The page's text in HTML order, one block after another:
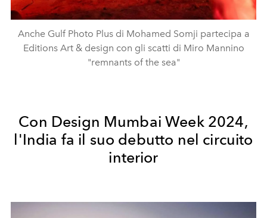
Anche Gulf Photo Plus di Mohamed Somji partecipa a
Editions Art & design con gli scatti di Miro Mannino
"remnants of the sea"
Con Design Mumbai Week 2024,
l'India fa il suo debutto nel circuito
interior